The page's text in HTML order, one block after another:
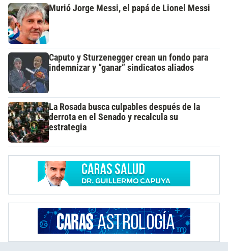
Murió Jorge Messi, el papá de Lionel Messi
Caputo y Sturzenegger crean un fondo para
indemnizar y “ganar” sindicatos aliados
La Rosada busca culpables después de la
derrota en el Senado y recalcula su
estrategia